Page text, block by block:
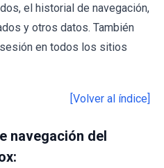
el historial de navegación,
y otros datos. También
en todos los sitios
[Volver al índice]
navegación del